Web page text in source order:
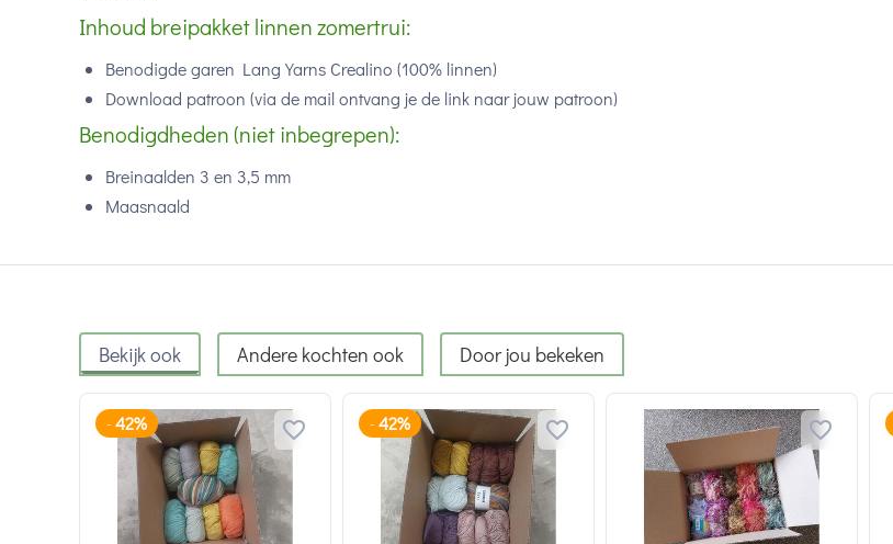
Inhoud breipakket linnen zomertrui:
Benodigde garen Lang Yarns Crealino (100% linnen)
Download patroon (via de mail ontvang je de link naar jouw patroon)
Benodigdheden (niet inbegrepen):
Breinaalden 3 en 3,5 mm
Maasnaald
Bekijk ook Andere kochten ook Door jou bekeken
- 42% - 42%